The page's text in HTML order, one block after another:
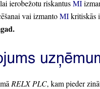
lai ierobežotu riskantusMI
vai izmantoMIkritiskās
RELX PLC, kam pieder